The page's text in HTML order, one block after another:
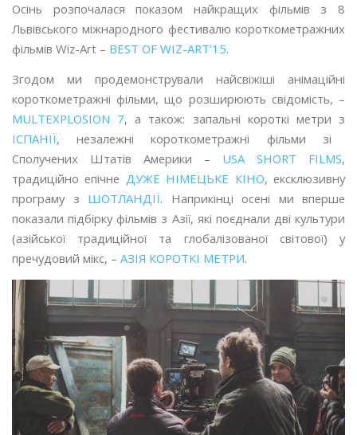
Осінь розпочалася показом найкращих фільмів з 8
Львівського міжнародного фестивалю короткометражних
фільмів Wiz-Art – BEST OF WIZ-ART’15.
Згодом ми продемонстрували найсвіжіші анімаційні
короткометражні фільми, що розширюють свідомість, –
MULTEXPLOSION 7, а також: запальні короткі метри з
ІСПАНІЇ, незалежні короткометражні фільми зі
Сполучених Штатів Америки – USA SHORT FILMS,
традиційно епічне ДУЖЕ НІМЕЦЬКЕ КІНО, ексклюзивну
програму з ШОТЛАНДІЇ. Наприкінці осені ми вперше
показали підбірку фільмів з Азії, які поєднали дві культури
(азійської традиційної та глобалізованої світової) у
пречудовий мікс, – АЗІЯ КОРОТКІ МЕТРИ.